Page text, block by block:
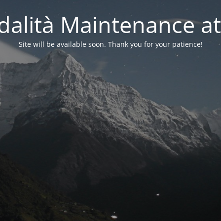
Maintenance
Site will be available soon. Thank you for your patience!